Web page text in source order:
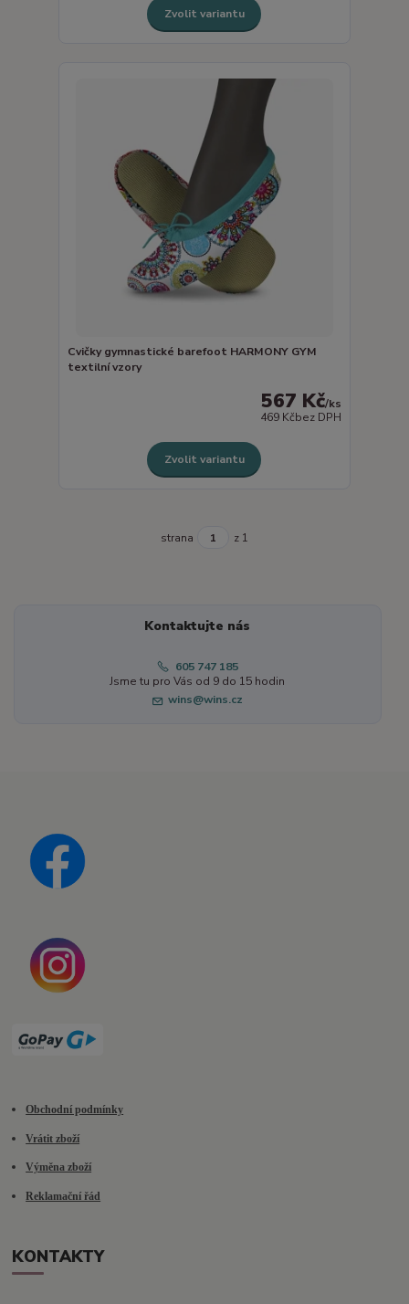
Zvolit variantu
Cvičky gymnastické barefoot HARMONY GYM
textilní vzory
567 Kč/ks
469 Kčbez DPH
Zvolit variantu
strana z 1
Kontaktujte nás
605 747 185
Jsme tu pro Vás od 9 do 15 hodin
wins@wins.cz
Obchodní podmínky
Vrátit zboží
Výměna zboží
Reklamační řád
KONTAKTY